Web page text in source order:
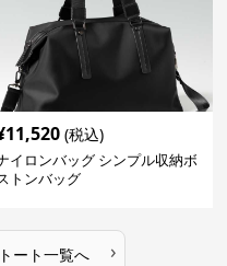
11,520 (税込)
イロンバッグ シンプル収納ボ
トンバッグ
ート一覧へ ›